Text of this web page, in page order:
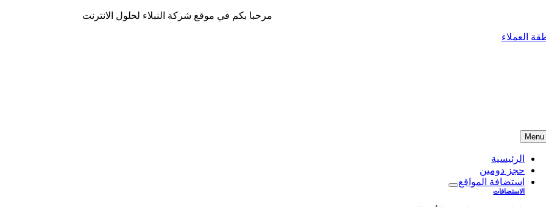
content
مرحبا بكم في موقع شركة النبلاء لحلول الانترنت
العملاء
Menu
الرئيسية
حجز دومين
استضافة المواقع
الاستضافات